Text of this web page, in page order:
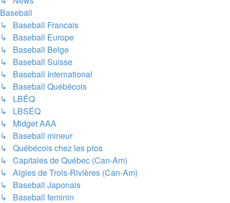
Baseball
↳ Baseball Francais
↳ Baseball Europe
↳ Baseball Belge
↳ Baseball Suisse
↳ Baseball International
↳ Baseball Québécois
↳ LBÉQ
↳ LBSÉQ
↳ Midget AAA
↳ Baseball mineur
↳ Québécois chez les pros
↳ Capitales de Québec (Can-Am)
↳ Aigles de Trois-Rivières (Can-Am)
↳ Baseball Japonais
↳ Baseball feminin